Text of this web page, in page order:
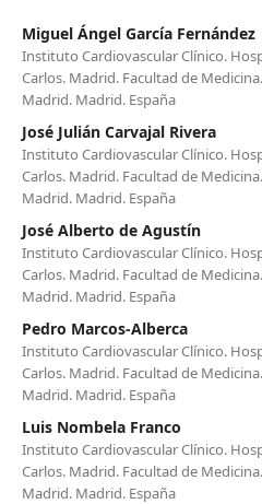
Miguel Ángel García Fernández
Instituto Cardiovascular Clínico.
Carlos. Madrid. Facultad de
Madrid. Madrid. España
José Julián Carvajal Rivera
Instituto Cardiovascular Clínico.
Carlos. Madrid. Facultad de
Madrid. Madrid. España
José Alberto de Agustín
Instituto Cardiovascular Clínico.
Carlos. Madrid. Facultad de
Madrid. Madrid. España
Pedro Marcos-Alberca
Instituto Cardiovascular Clínico.
Carlos. Madrid. Facultad de
Madrid. Madrid. España
Luis Nombela Franco
Instituto Cardiovascular Clínico.
Carlos. Madrid. Facultad de
Madrid. Madrid. España